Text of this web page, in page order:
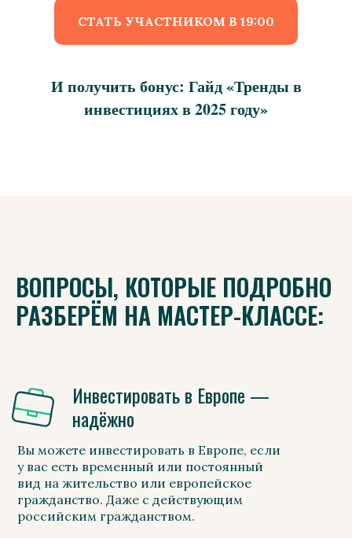
СТАТЬ УЧАСТНИКОМ В 19:00
И получить бонус: Гайд «Тренды в
инвестициях в 2025 году»
ВОПРОСЫ, КОТОРЫЕ ПОДРОБНО
РАЗБЕРЁМ НА МАСТЕР-КЛАССЕ:
Инвестировать в Европе —
надёжно
Вы можете инвестировать в Европе, если
у вас есть временный или постоянный
вид на жительство или европейское
гражданство. Даже с действующим
российским гражданством.